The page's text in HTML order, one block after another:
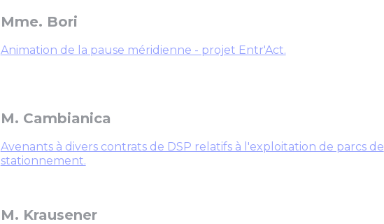
Mme. Bori
Animation de la pause méridienne - projet Entr'Act.
M. Cambianica
Avenants à divers contrats de DSP relatifs à l'exploitation de parcs de
stationnement.
M. Krausener